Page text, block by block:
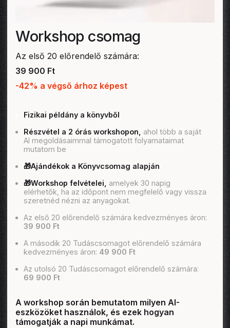
Workshop csomag
Az első 20 előrendelő számára:
39 900 Ft
-42% a végső árhoz képest
Fizikai példány a könyvből
Részvétel a 2 órás workshopon,
ahol több a saját
AI megoldásaimmal támogatott folyamataimat
mutatom be
🎁Ajándékok a Könyvcsomag alapján
🎁Workshop felvételei,
amelyek 30 napig
elérhetők, ha az időpont nem megfelelő vagy vissza
szeretnéd nézni az anyagokat.
Az első 20 előrendelő számára kedvezményes áron:
39 900 Ft
A második 20 Tudáscsomagot előrendelő számára
kedvezményes áron: 49 900 Ft
Az utolsó 20 Tudáscsomagot előrendelő számára:
69 900 Ft
A workshop során bemutatom milyen AI-
eszközöket használok, és ezek hogyan
támogatják a napi munkámat.